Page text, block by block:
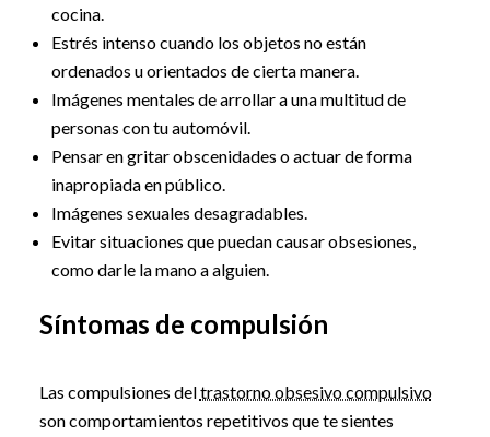
cocina.
Estrés intenso cuando los objetos no están
ordenados u orientados de cierta manera.
Imágenes mentales de arrollar a una multitud de
personas con tu automóvil.
Pensar en gritar obscenidades o actuar de forma
inapropiada en público.
Imágenes sexuales desagradables.
Evitar situaciones que puedan causar obsesiones,
como darle la mano a alguien.
Síntomas de compulsión
Las compulsiones deltrastorno obsesivo compulsivo
son comportamientos repetitivos que te sientes